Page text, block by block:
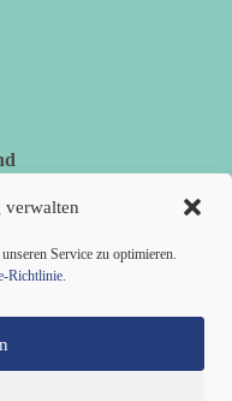
verwalten
Service zu optimieren.
Richtlinie.
jedoch keine